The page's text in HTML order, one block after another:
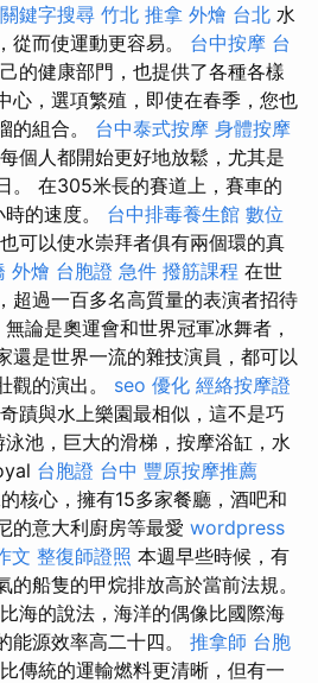
關鍵字搜尋 竹北 推拿 外燴 台北 水
從而使運動更容易。 台中按摩 台
的健康部門，也提供了各種各樣
心，選項繁殖，即使在春季，您也
的組合。 台中泰式按摩 身體按摩
個人都開始更好地放鬆，尤其是
。 在305米長的賽道上，賽車的
的速度。 台中排毒養生館 數位
可以使水崇拜者俱有兩個環的真
外燴 台胞證 急件 撥筋課程 在世
超過一百多名高質量的表演者招待
無論是奧運會和世界冠軍冰舞者，
還是世界一流的雜技演員，都可以
觀的演出。 seo 優化 經絡按摩證
蹟與水上樂園最相似，這不是巧
泳池，巨大的滑梯，按摩浴缸，水
台胞證 台中 豐原按摩推薦
核心，擁有15多家餐廳，酒吧和
的意大利廚房等最愛 wordpress
文 整復師證照 本週早些時候，有
船隻的甲烷排放高於當前法規。
海的說法，海洋的偶像比國際海
能源效率高二十四。 推拿師 台胞
傳統的運輸燃料更清晰，但有一